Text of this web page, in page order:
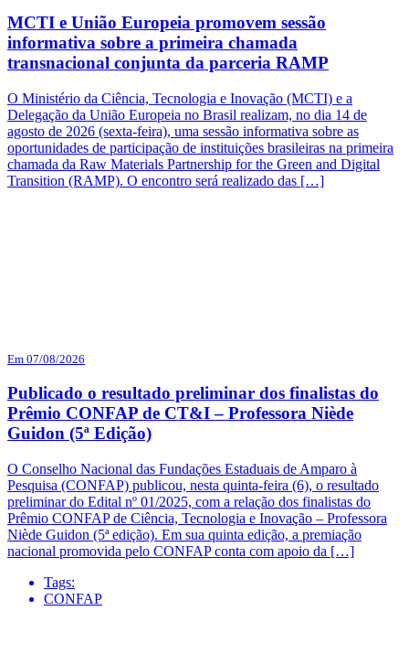
MCTI e União Europeia promovem sessão
informativa sobre a primeira chamada
transnacional conjunta da parceria RAMP
O Ministério da Ciência, Tecnologia e Inovação (MCTI) e a
Delegação da União Europeia no Brasil realizam, no dia 14 de
agosto de 2026 (sexta-feira), uma sessão informativa sobre as
oportunidades de participação de instituições brasileiras na primeira
chamada da Raw Materials Partnership for the Green and Digital
Transition (RAMP). O encontro será realizado das […]
Em 07/08/2026
Publicado o resultado preliminar dos finalistas do
Prêmio CONFAP de CT&I – Professora Niède
Guidon (5ª Edição)
O Conselho Nacional das Fundações Estaduais de Amparo à
Pesquisa (CONFAP) publicou, nesta quinta-feira (6), o resultado
preliminar do Edital nº 01/2025, com a relação dos finalistas do
Prêmio CONFAP de Ciência, Tecnologia e Inovação – Professora
Niède Guidon (5ª edição). Em sua quinta edição, a premiação
nacional promovida pelo CONFAP conta com apoio da […]
Tags:
CONFAP